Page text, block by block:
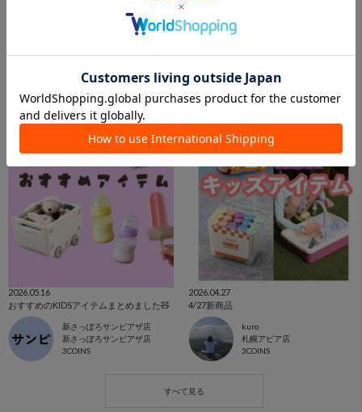
2026.05.16
おすすめのKIDSアイテムまとめました🧸
新さっぽろサンピアザ店
新さっぽろサンピアザ店
3COINS
2026.04.27
4/27新商品
kuro
札幌アピア店
3COINS